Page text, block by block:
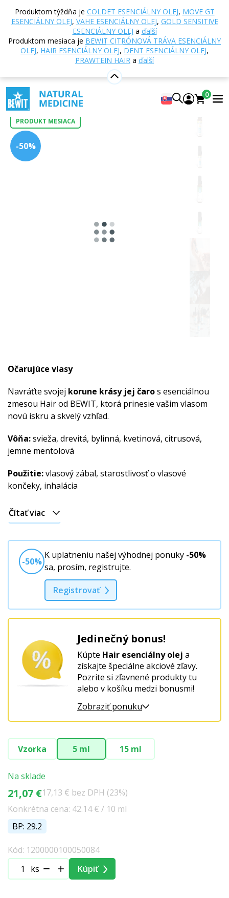
Produktom týždňa je COLDET ESENCIÁLNY OLEJ, MOVE GT
ESENCIÁLNY OLEJ, VAHE ESENCIÁLNY OLEJ, GOLD SENSITIVE
ESENCIÁLNY OLEJ a ďalší
Produktom mesiaca je BEWIT CITRÓNOVÁ TRÁVA ESENCIÁLNY
OLEJ, HAIR ESENCIÁLNY OLEJ, DENT ESENCIÁLNY OLEJ,
PRAWTEIN HAIR a ďalší
0
Domov E-shop
Zmesi esenciálnych olejov
Hair esenciálny olej
Hair esenciálny olej
100% čistá a přírodní směs CTEO® esenciálních olejů
4.99 Zobraziť 118 recenzií
PRODUKT MESIACA
-50%
Očarujúce vlasy
Navráťte svojej korune krásy jej čaros esenciálnou
zmesou Hair od BEWIT, ktorá prinesie vašim vlasom
novú iskru a skvelý vzhľad.
Vôňa:svieža, drevitá, bylinná, kvetinová, citrusová,
jemne mentolová
Použitie:vlasový zábal, starostlivosť o vlasové
končeky, inhalácia
Čítať viac
-50%
K uplatneniu našej výhodnej ponuky -50%
sa, prosím, registrujte.
Registrovať
Jedinečný bonus!
Kúpte Hair esenciálny olej a
získajte špeciálne akciové zľavy.
Pozrite si zľavnené produkty tu
alebo v košíku medzi bonusmi!
Zobraziť ponuku
Vzorka 5 ml 15 ml
Na sklade
21,07 €17,13 € bez DPH (23%)
Konkrétna cena: 42.14 € / 10 ml
BP: 29.2
Kód: 1200000100050084
ks
Kúpiť